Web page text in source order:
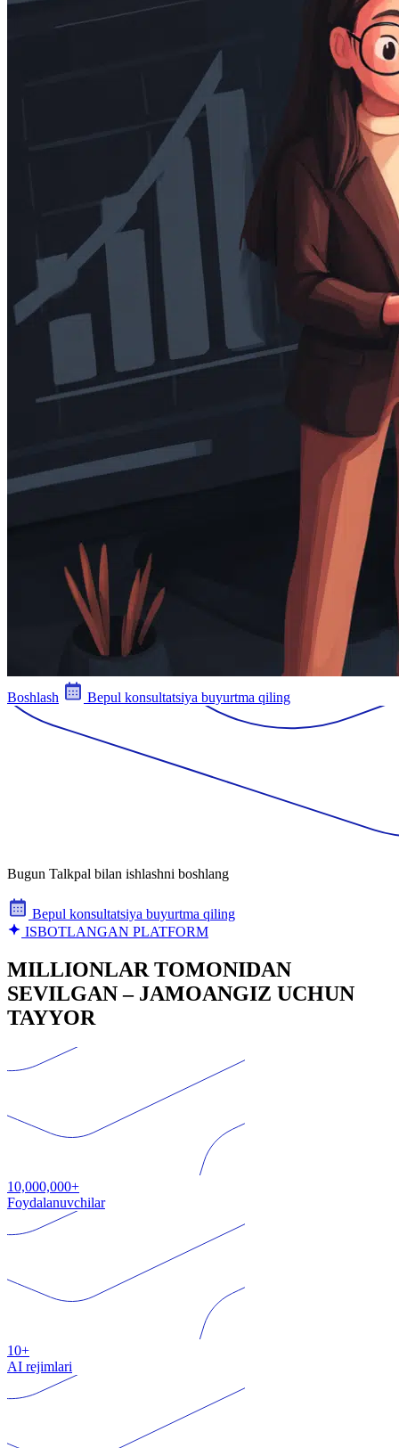
Boshlash Bepul konsultatsiya buyurtma qiling
Bugun Talkpal bilan ishlashni boshlang
Bepul konsultatsiya buyurtma qiling
ISBOTLANGAN PLATFORM
MILLIONLAR TOMONIDAN
SEVILGAN – JAMOANGIZ UCHUN
TAYYOR
10,000,000+
Foydalanuvchilar
10+
AI rejimlari